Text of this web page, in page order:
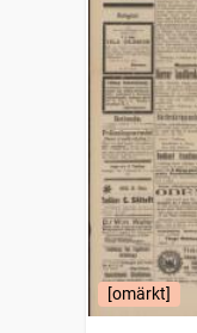
[omärkt]